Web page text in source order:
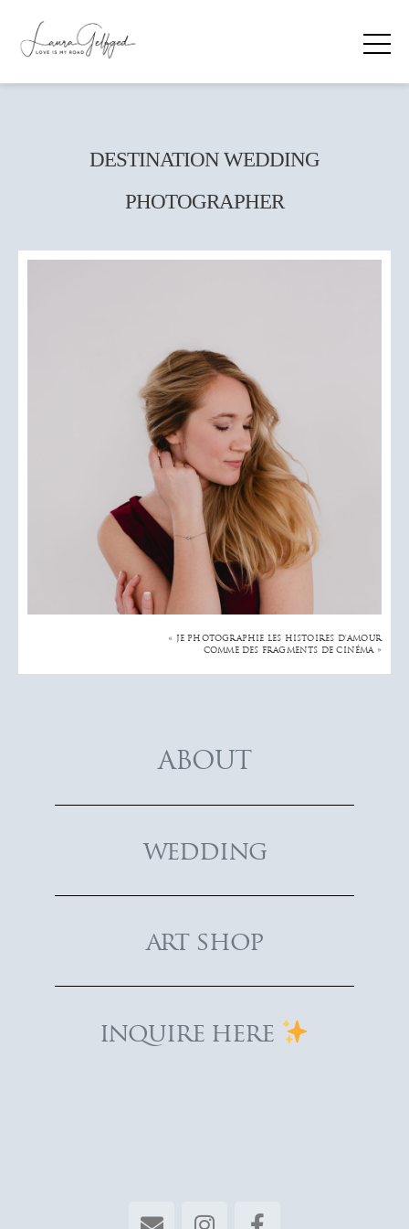
DESTINATION WEDDING
PHOTOGRAPHER
« JE PHOTOGRAPHIE LES HISTOIRES D’AMOUR
COMME DES FRAGMENTS DE CINÉMA »
ABOUT
wedding
art shop
inquire here